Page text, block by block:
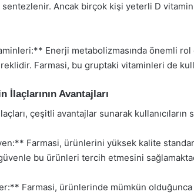
Ancak birçok kişi yeterli D vitamini
Enerji metabolizmasında önemli
Farmasi, bu gruptaki vitaminleri de
İlaçlarının Avantajları
çeşitli avantajlar sunarak kullanıcıların
Farmasi, ürünlerini yüksek kalite
güvenle bu ürünleri tercih etmesini
Farmasi, ürünlerinde mümkün